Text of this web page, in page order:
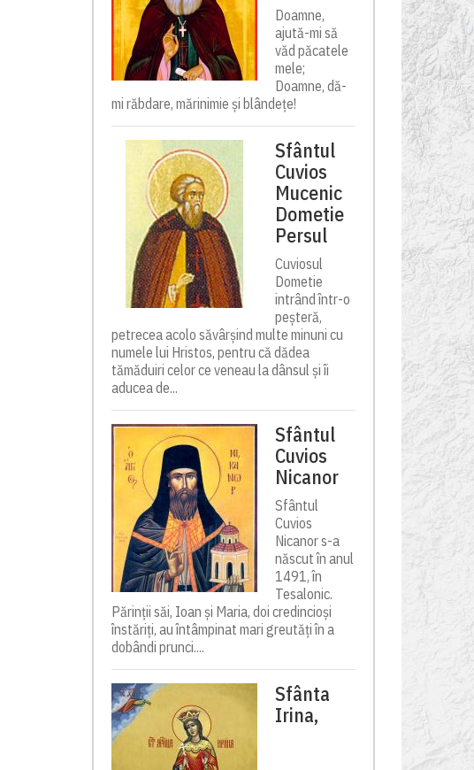
Doamne,
ajută-mi să
văd păcatele
mele;
Doamne, dă-
mi răbdare, mărinimie şi blândeţe!
Sfântul
Cuvios
Mucenic
Dometie
Persul
Cuviosul
Dometie
intrând într-o
peșteră,
petrecea acolo săvârșind multe minuni cu
numele lui Hristos, pentru că dădea
tămăduiri celor ce veneau la dânsul și îi
aducea de...
Sfântul
Cuvios
Nicanor
Sfântul
Cuvios
Nicanor s-a
născut în anul
1491, în
Tesalonic.
Părinții săi, Ioan și Maria, doi credincioși
înstăriți, au întâmpinat mari greutăți în a
dobândi prunci....
Sfânta
Irina,